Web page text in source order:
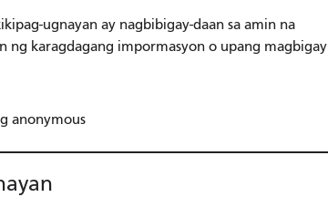
ugnayan ay nagbibigay-daan sa amin na
ng karagdagang impormasyon o upang magbigay
anonymous